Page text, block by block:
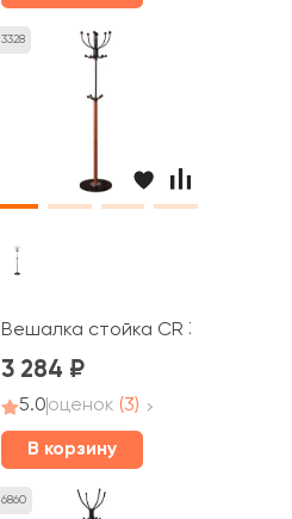
3328
Вешалка стойка CR 318
3 284
5.0оценок (3)
В корзину
6860